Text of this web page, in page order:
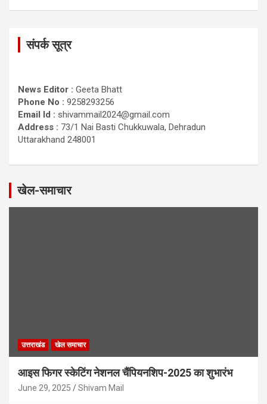
संपर्क सूत्र
News Editor : Geeta Bhatt
Phone No : 9258293256
Email Id : shivammail2024@gmail.com
Address : 73/1 Nai Basti Chukkuwala, Dehradun
Uttarakhand 248001
खेल-समाचार
उत्तराखंड खेल समाचार
आइस फिगर स्केटिंग नेशनल चैंपियनशिप-2025 का शुभारंभ
June 29, 2025 Shivam Mail